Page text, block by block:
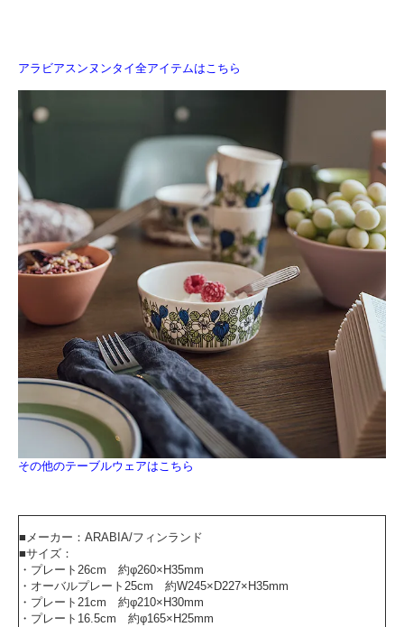
アラビアスンヌンタイ全アイテムはこちら
その他のテーブルウェアはこちら
■メーカー：ARABIA/フィンランド
■サイズ：
・プレート26cm 約φ260×H35mm
・オーバルプレート25cm 約W245×D227×H35mm
・プレート21cm 約φ210×H30mm
・プレート16.5cm 約φ165×H25mm